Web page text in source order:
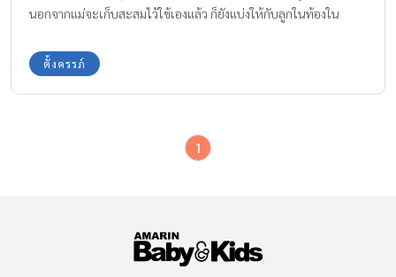
นอกจากแม่จะเก็บสะสมไว้ใช้เองแล้ว ก็ยังแบ่งให้กับลูกในท้องใน
100% ทีมงาน Amarin Baby & Kids มีอาหารช่วยเพิ่มพลังให้กับแม่
ท้องจะได้มีแรงเบ่งคลอดลูก มาฝากค่ะ
ตั้งครรภ์
1